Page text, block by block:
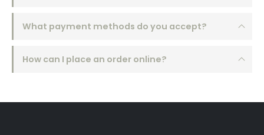
What payment methods do you accept?
How can I place an order online?